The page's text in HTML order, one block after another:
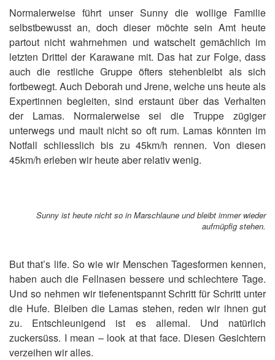
Normalerweise führt unser Sunny die wollige Familie
selbstbewusst an, doch dieser möchte sein Amt heute
partout nicht wahrnehmen und watschelt gemächlich im
letzten Drittel der Karawane mit. Das hat zur Folge, dass
auch die restliche Gruppe öfters stehenbleibt als sich
fortbewegt. Auch Deborah und Jrene, welche uns heute als
Expertinnen begleiten, sind erstaunt über das Verhalten
der Lamas. Normalerweise sei die Truppe zügiger
unterwegs und mault nicht so oft rum. Lamas könnten im
Notfall schliesslich bis zu 45km/h rennen. Von diesen
45km/h erleben wir heute aber relativ wenig.
Sunny ist heute nicht so in Marschlaune und bleibt immer wieder
aufmüpfig stehen.
But that’s life. So wie wir Menschen Tagesformen kennen,
haben auch die Fellnasen bessere und schlechtere Tage.
Und so nehmen wir tiefenentspannt Schritt für Schritt unter
die Hufe. Bleiben die Lamas stehen, reden wir ihnen gut
zu. Entschleunigend ist es allemal. Und natürlich
zuckersüss. I mean – look at that face. Diesen Gesichtern
verzeihen wir alles.